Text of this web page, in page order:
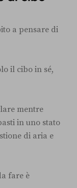
a pensare di
il cibo in sé,
mentre
in uno stato
di aria e
fare è